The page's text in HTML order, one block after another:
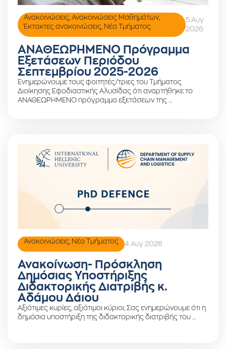
Ανακοινώσεις Ανακοινώσεις Μαθημάτων,
Έκτακτες ανακοινώσεις
Νέα Τμήματος
5 Αυγ
2026
ΑΝΑΘΕΩΡΗΜΕΝΟ Πρόγραμμα
Εξετάσεων Περιόδου
Σεπτεμβρίου 2025-2026
Ενημερώνουμε τους φοιτητές/τριες του Τμήματος
Διοίκησης Εφοδιαστικής Αλυσίδας ότι αναρτήθηκε το
ΑΝΑΘΕΩΡΗΜΕΝΟ πρόγραμμα εξετάσεων της …
Ανακοινώσεις Νέα Τμήματος 4 Αυγ 2026
Ανακοίνωση- Πρόσκληση
Δημόσιας Υποστήριξης
Διδακτορικής Διατριβής κ.
Αδάμου Δάιου
Αξιότιμες κυρίες, αξιότιμοι κύριοι, Σας ενημερώνουμε ότι η
δημόσια υποστήριξη της διδακτορικής διατριβής του …